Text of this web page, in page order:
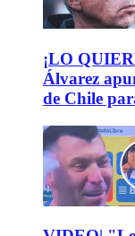
¡LO
Álvarez
de Chile